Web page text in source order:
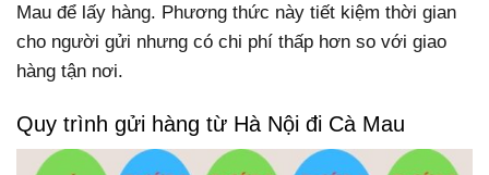
Mau để lấy hàng. Phương thức này tiết kiệm thời gian
cho người gửi nhưng có chi phí thấp hơn so với giao
hàng tận nơi.
Quy trình gửi hàng từ Hà Nội đi Cà Mau